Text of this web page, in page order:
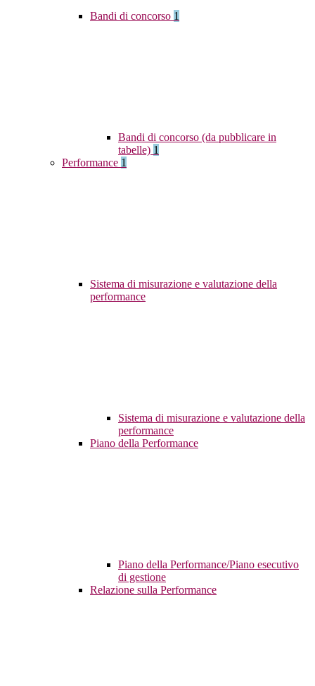
Bandi di concorso 1
Bandi di concorso (da pubblicare in
tabelle) 1
Performance 1
Sistema di misurazione e valutazione della
performance
Sistema di misurazione e valutazione della
performance
Piano della Performance
Piano della Performance/Piano esecutivo
di gestione
Relazione sulla Performance